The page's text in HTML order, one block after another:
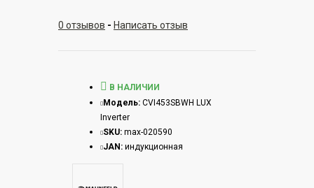
0 отзывов - Написать отзыв
В НАЛИЧИИ
Модель: CVI453SBWH LUX
Inverter
SKU: max-020590
JAN: индукционная